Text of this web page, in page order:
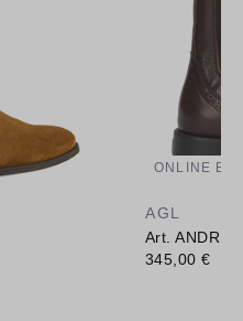
ONLINE
AGL
Art.
345,00 €